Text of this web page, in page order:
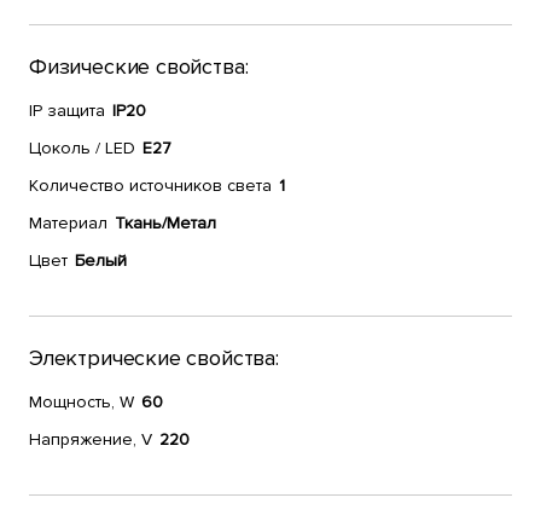
Физические свойства:
IP защита IP20
Цоколь / LED E27
Количество источников света 1
Материал Ткань/Метал
Цвет Белый
Электрические свойства:
Мощность, W 60
Напряжение, V 220